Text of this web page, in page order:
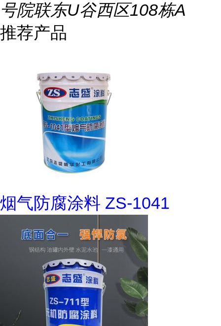
号院联东U谷西区108栋A
推荐产品
烟气防腐涂料 ZS-1041